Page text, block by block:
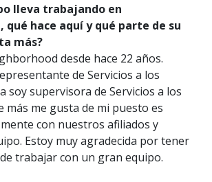
lleva trabajando en
qué hace aquí y qué parte de su
más?
desde hace 22 años.
de Servicios a los
soy supervisora de Servicios a los
más me gusta de mi puesto es
con nuestros afiliados y
Estoy muy agradecida por tener
trabajar con un gran equipo.